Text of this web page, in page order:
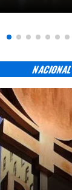
NACIONAL